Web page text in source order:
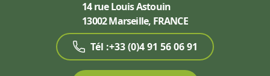
14 rue Louis Astouin
13002 Marseille, FRANCE
Tél :+33 (0)4 91 56 06 91